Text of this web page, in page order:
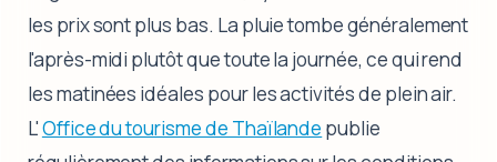
les prix sont plus bas. La pluie tombe généralement
l'après-midi plutôt que toute la journée, ce qui rend
les matinées idéales pour les activités de plein air.
L'Office du tourisme de Thaïlande publie